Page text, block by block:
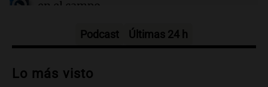
en el campo
Audio.Preparativos para la feria en La
de apertura
Podcast Últimas 24 h
Lo más visto